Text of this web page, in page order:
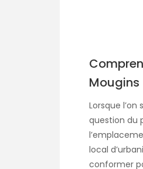
Mougins
Lorsque
question du
local
conformer